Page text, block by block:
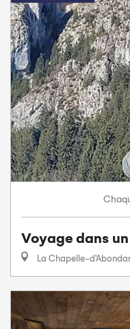
Voyage dans
La Chapelle-